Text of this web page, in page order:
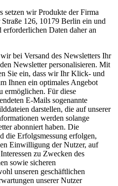
setzen wir Produkte der Firma
126, 10179 Berlin ein und
Daten daher an
bei Versand des Newsletters Ihr
Newsletter personalisieren. Mit
Sie ein, dass wir Ihr Klick- und
Ihnen ein optimales Angebot
ermöglichen. Für diese
E-Mails sogenannte
darstellen, die auf unserer
werden solange
abonniert haben. Die
die Erfolgsmessung erfolgen,
Einwilligung der Nutzer, auf
zu Zwecken des
sowie sicheren
unseren geschäftlichen
unserer Nutzer